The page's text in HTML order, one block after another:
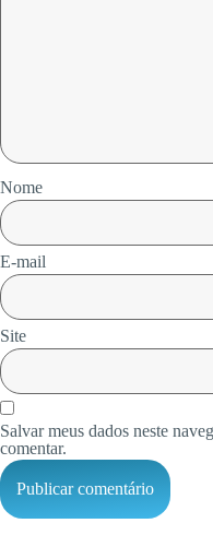
Nome
E-mail
Site
Salvar meus dados neste
comentar.